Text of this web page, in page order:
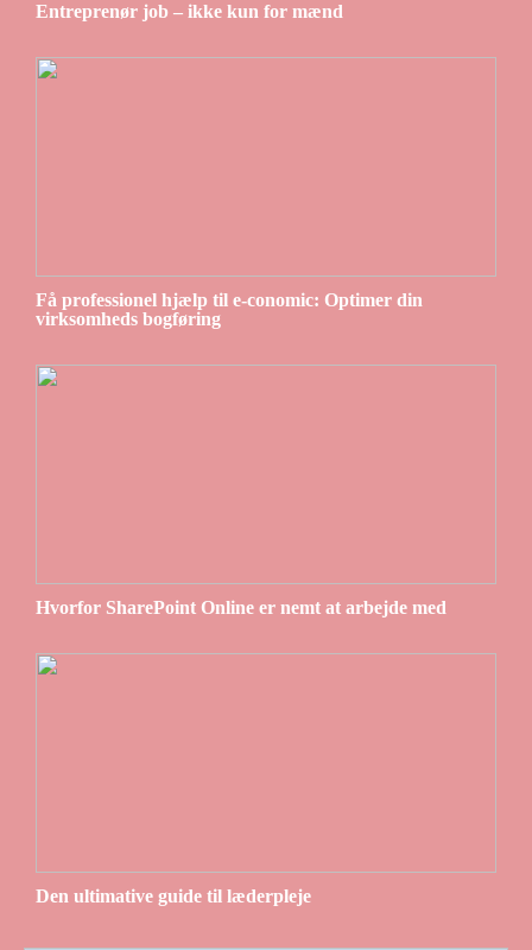
Entreprenør job – ikke kun for mænd
Få professionel hjælp til e-conomic: Optimer din
virksomheds bogføring
Hvorfor SharePoint Online er nemt at arbejde med
Den ultimative guide til læderpleje